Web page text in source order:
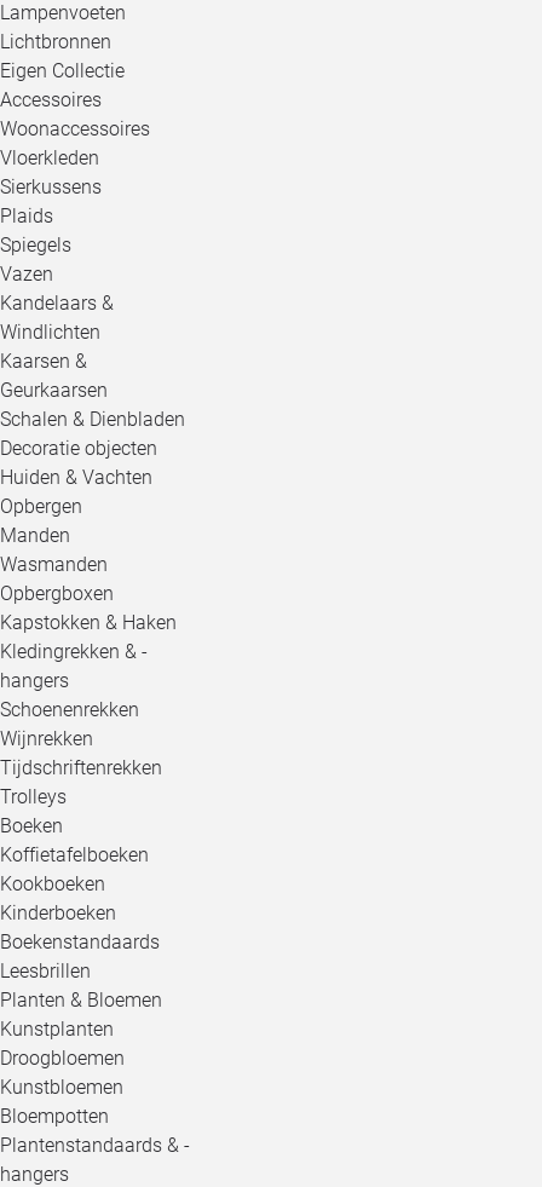
Lampenvoeten
Lichtbronnen
Eigen Collectie
Accessoires
Woonaccessoires
Vloerkleden
Sierkussens
Plaids
Spiegels
Vazen
Kandelaars &
Windlichten
Kaarsen &
Geurkaarsen
Schalen & Dienbladen
Decoratie objecten
Huiden & Vachten
Opbergen
Manden
Wasmanden
Opbergboxen
Kapstokken & Haken
Kledingrekken & -
hangers
Schoenenrekken
Wijnrekken
Tijdschriftenrekken
Trolleys
Boeken
Koffietafelboeken
Kookboeken
Kinderboeken
Boekenstandaards
Leesbrillen
Planten & Bloemen
Kunstplanten
Droogbloemen
Kunstbloemen
Bloempotten
Plantenstandaards & -
hangers